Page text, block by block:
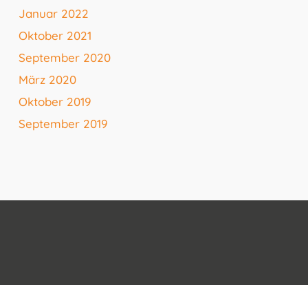
Januar 2022
Oktober 2021
September 2020
März 2020
Oktober 2019
September 2019